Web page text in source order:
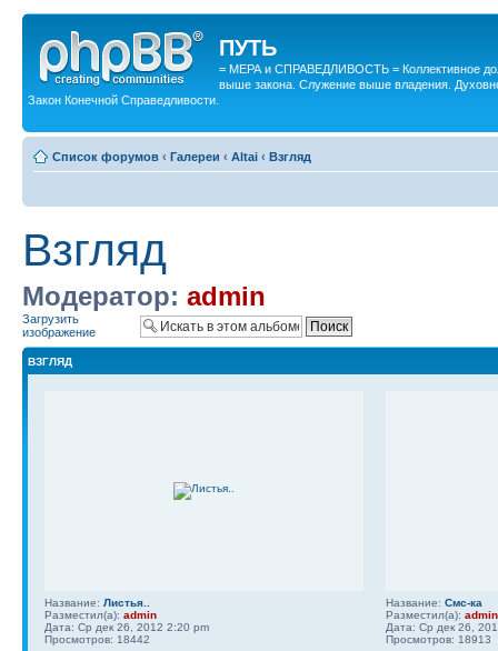
ПУТЬ
= МЕРА и СПРАВЕДЛИВОСТЬ = Коллективное
выше закона. Служение выше владения.
Закон Конечной Справедливости.
Список форумов ‹ Галереи ‹ Altai ‹ Взгляд
Взгляд
Модератор: admin
Загрузить
изображение
ВЗГЛЯД
Название: Листья..
Разместил(а): admin
Дата: Ср дек 26, 2012 2:20 pm
Просмотров: 18442
Название: Смс-ка
Разместил(а): admin
Дата: Ср дек 26,
Просмотров: 18913